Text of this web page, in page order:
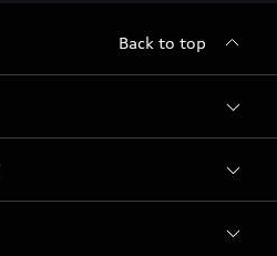
Back to top